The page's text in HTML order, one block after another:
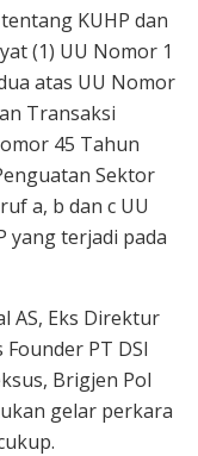
KUHP dan
(1) UU Nomor 1
atas UU Nomor
Transaksi
45 Tahun
Sektor
a, b dan c UU
yang terjadi pada
AS, Eks Direktur
PT DSI
Brigjen Pol
gelar perkara